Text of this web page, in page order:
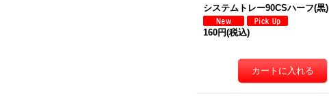
システムトレー90CSハーフ(黒)
160円(税込)